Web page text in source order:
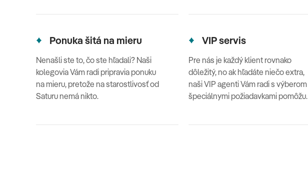
Ponuka šitá na mieru
Nenašli ste to, čo ste hľadali? Naši
kolegovia Vám radi pripravia ponuku
na mieru, pretože na starostlivosť od
Saturu nemá nikto.
VIP servis
Pre nás je každý klient rovnako
dôležitý, no ak hľadáte niečo extra,
naši VIP agenti Vám radi s výberom
špeciálnymi požiadavkami pomôžu.